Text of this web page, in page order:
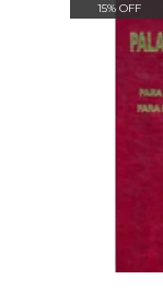
15% OFF